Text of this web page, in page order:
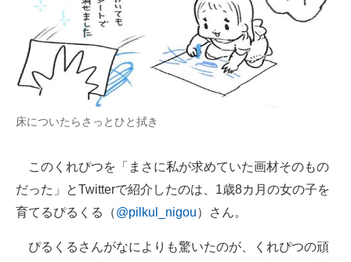
床についたらさっとひと拭き
このくれぴつを「まさに私が求めていた画材そのもの
だった」とTwitterで紹介したのは、1歳8カ月の女の子を
育てるぴるくる（@pilkul_nigou）さん。
ぴるくるさんがなによりも驚いたのが、くれぴつの頑